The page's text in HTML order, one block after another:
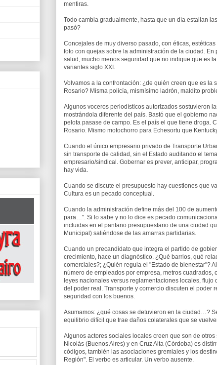
mentiras.
Todo cambia gradualmente, hasta que un día estallan
pasó?
Concejales de muy diverso pasado, con éticas,
foto con quejas sobre la administración de la ciudad.
salud, mucho menos seguridad que no indique que es
variantes siglo XXI.
Volvamos a la confrontación: ¿de quién creen que es
Rosario? Misma policía, mismísimo ladrón, maldito
Algunos voceros periodísticos autorizados sostuvieron
mostrándola diferente del país. Bastó que el gobierno
pelota pasase de campo. Es el país el que tiene droga.
Rosario. Mismo motochorro para Echesortu que
Cuando el único empresario privado de Transporte
sin transporte de calidad, sin el Estado auditando el
empresario/sindical. Gobernar es prever, anticipar,
hay vida.
Cuando se discute el presupuesto hay cuestiones que
Cultura es un pecado conceptual.
Cuando la administración define más del 100 de
para…". Si lo sabe y no lo dice es pecado
incluidas en el pantano presupuestario de una ciudad
Municipal) saliéndose de las amarras partidarias.
Cuando un precandidato que integra el partido de
crecimiento, hace un diagnóstico. ¿Qué barrios, qué
comerciales?; ¿Quién regula el "Estado de bienestar"?
número de empleados por empresa, metros
leyes nacionales versus reglamentaciones locales,
del poder real. Transporte y comercio discuten el poder
seguridad con los buenos.
Asumamos: ¿qué cosas se detuvieron en la ciudad…?
equilibrio difícil que trae daños colaterales que se
Algunos actores sociales locales creen que son de
Nicolás (Buenos Aires) y en Cruz Alta (Córdoba) es
códigos, también las asociaciones gremiales y los
Región". El verbo es articular. Un verbo ausente.